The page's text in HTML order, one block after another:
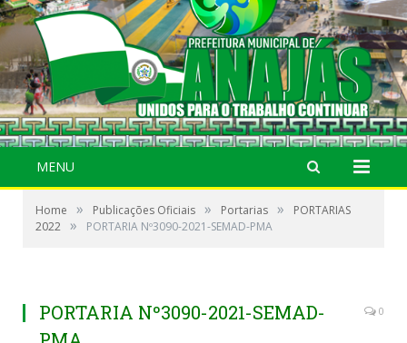
MENU
Home » Publicações Oficiais » Portarias »
PORTARIAS
2022 » PORTARIA Nº3090-2021-SEMAD-PMA
PORTARIA Nº3090-2021-SEMAD-
0